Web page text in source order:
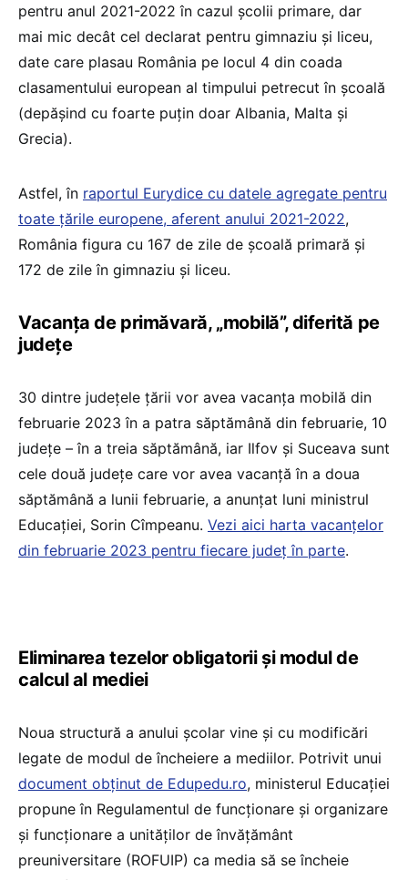
pentru anul 2021-2022 în cazul școlii primare, dar
mai mic decât cel declarat pentru gimnaziu și liceu,
date care plasau România pe locul 4 din coada
clasamentului european al timpului petrecut în școală
(depășind cu foarte puțin doar Albania, Malta și
Grecia).
Astfel, în raportul Eurydice cu datele agregate pentru
toate țările europene, aferent anului 2021-2022,
România figura cu 167 de zile de școală primară și
172 de zile în gimnaziu și liceu.
Vacanța de primăvară, „mobilă”, diferită pe
județe
30 dintre județele țării vor avea vacanța mobilă din
februarie 2023 în a patra săptămână din februarie, 10
județe – în a treia săptămână, iar Ilfov și Suceava sunt
cele două județe care vor avea vacanță în a doua
săptămână a lunii februarie, a anunțat luni ministrul
Educației, Sorin Cîmpeanu. Vezi aici harta vacanțelor
din februarie 2023 pentru fiecare județ în parte.
Eliminarea tezelor obligatorii și modul de
calcul al mediei
Noua structură a anului școlar vine și cu modificări
legate de modul de încheiere a mediilor. Potrivit unui
document obținut de Edupedu.ro, ministerul Educației
propune în Regulamentul de funcționare și organizare
și funcționare a unităților de învățământ
preuniversitare (ROFUIP) ca media să se încheie